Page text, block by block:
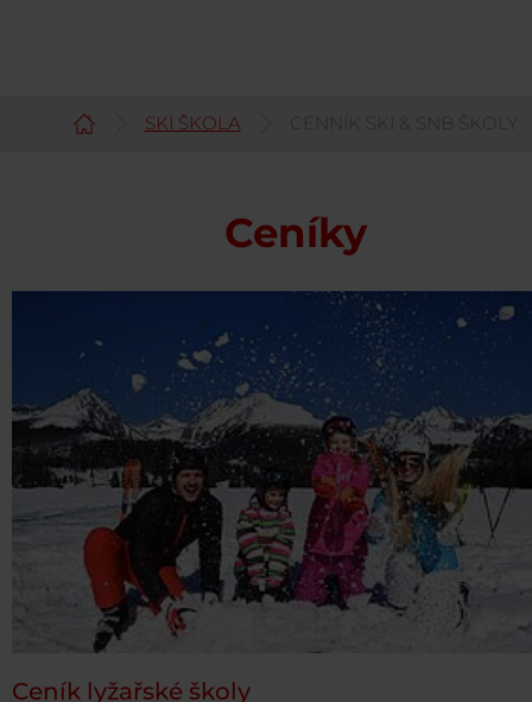
SKI ŠKOLA CENNÍK SKI & SNB ŠKOLY
Ceníky
Ceník lyžařské školy